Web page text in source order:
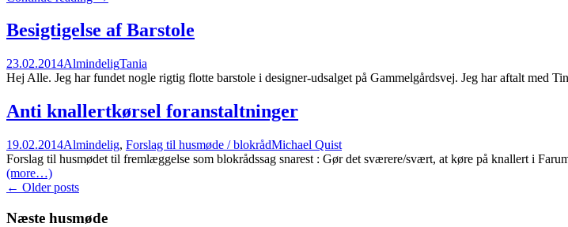
–
02.02.2014
Besigtigelse af Barstole
23.02.2014AlmindeligTania
Hej Alle. Jeg har fundet nogle rigtig flotte barstole i designer-udsalget på Gammelgårdsvej. Jeg har aftalt med
Anti knallertkørsel foranstaltninger
19.02.2014Almindelig, Forslag til husmøde / blokrådMichael Quist
Forslag til husmødet til fremlæggelse som blokrådssag snarest : Gør det sværere/svært, at køre på knallert i
(more…)
Posts
navigation
← Older posts
Næste husmøde